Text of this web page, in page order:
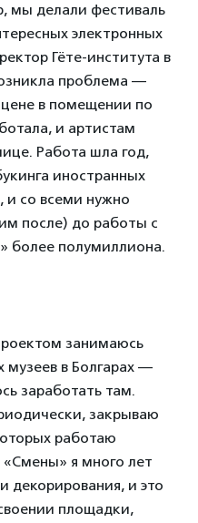
мы делали фестиваль
электронных
Гёте-института в
проблема —
в помещении по
и артистам
Работа шла год,
иностранных
и со всеми нужно
после) до работы с
более полумиллиона.
занимаюсь
музеев в Болгарах —
заработать там.
закрываю
работаю
я много лет
декорирования, и это
площадки,